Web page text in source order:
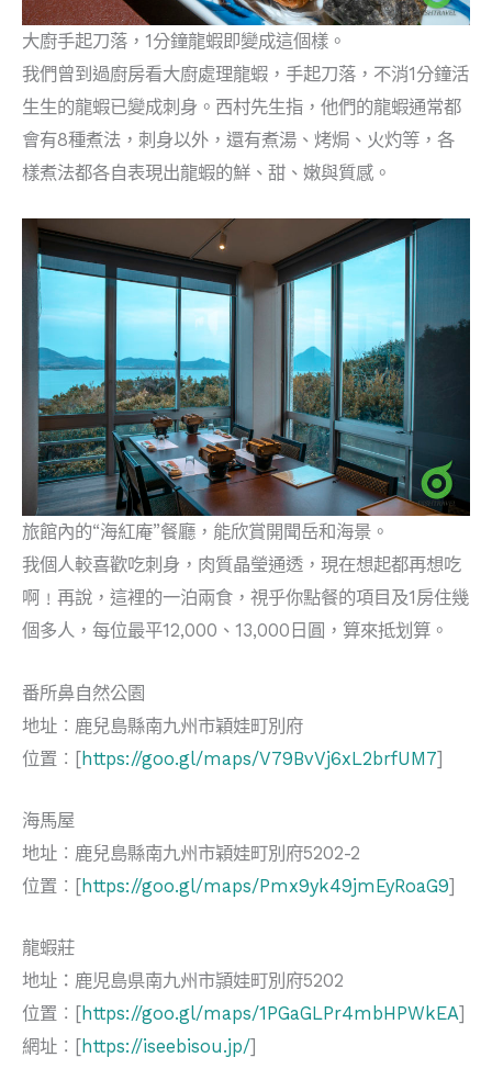
大廚手起刀落，1分鐘龍蝦即變成這個樣。
我們曾到過廚房看大廚處理龍蝦，手起刀落，不消1分鐘活
生生的龍蝦已變成刺身。西村先生指，他們的龍蝦通常都
會有8種煮法，刺身以外，還有煮湯、烤焗、火灼等，各
樣煮法都各自表現出龍蝦的鮮、甜、嫩與質感。
旅館內的“海紅庵”餐廳，能欣賞開聞岳和海景。
我個人較喜歡吃刺身，肉質晶瑩通透，現在想起都再想吃
啊﹗再說，這裡的一泊兩食，視乎你點餐的項目及1房住幾
個多人，每位最平12,000、13,000日圓，算來抵划算。
番所鼻自然公園
地址︰鹿兒島縣南九州市穎娃町別府
位置︰[https://goo.gl/maps/V79BvVj6xL2brfUM7]
海馬屋
地址︰鹿兒島縣南九州市穎娃町別府5202-2
位置︰[https://goo.gl/maps/Pmx9yk49jmEyRoaG9]
龍蝦莊
地址：鹿児島県南九州市頴娃町別府5202
位置︰[https://goo.gl/maps/1PGaGLPr4mbHPWkEA]
網址︰[https://iseebisou.jp/]